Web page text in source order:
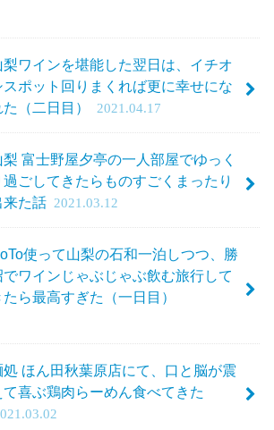
梨ワインを堪能した翌日は、イチオ
スポット回りまくれば更に幸せにな
た（二日目）
2021.04.17
梨 富士野屋夕亭の一人部屋でゆっく
過ごしてきたらものすごくまったり
来た話 2021.03.12
使って山梨の石和一泊しつつ、勝
でワインじゃぶじゃぶ飲む旅行して
たら最高すぎた（一日目）
処 ほん田秋葉原店にて、口と脳が震
て喜ぶ鶏肉らーめん食べてきた